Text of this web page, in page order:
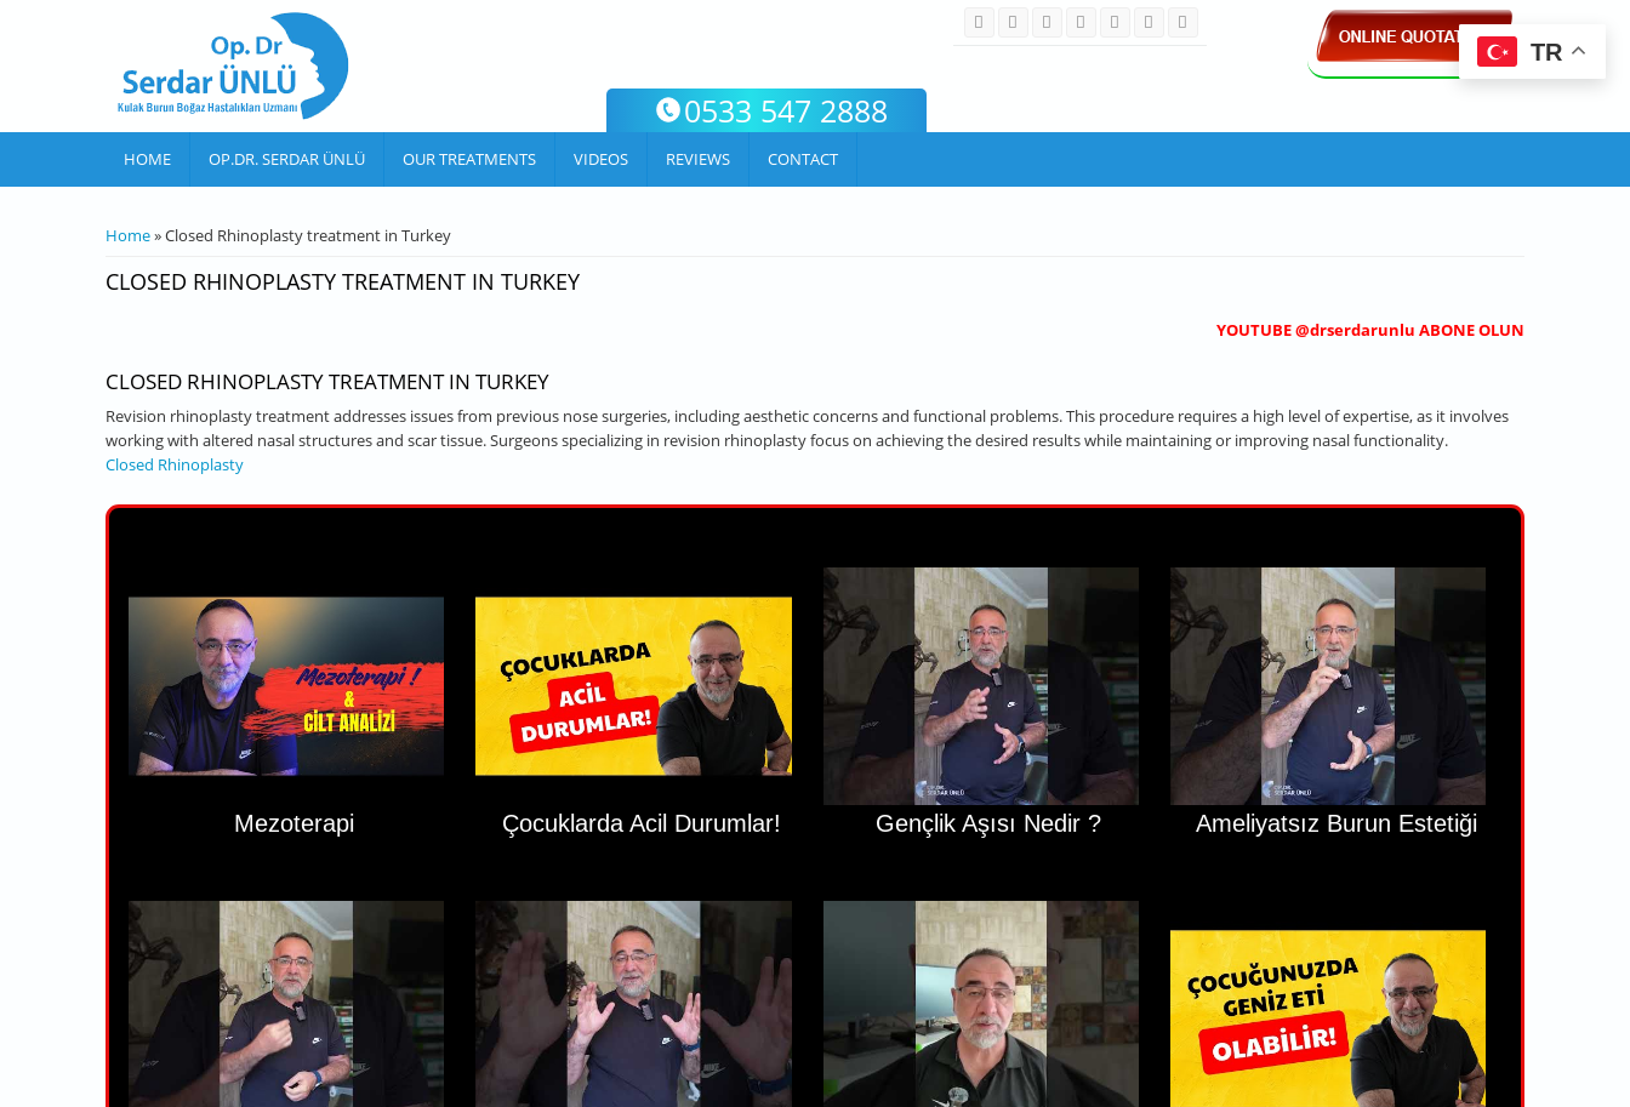
0533 547 2888
HOME OP.DR. SERDAR ÜNLÜ OUR TREATMENTS VIDEOS REVIEWS CONTACT
YOU ARE HERE
Home» Closed Rhinoplasty treatment in Turkey
CLOSED RHINOPLASTY TREATMENT IN TURKEY
YOUTUBE @drserdarunlu ABONE OLUN
CLOSED RHINOPLASTY TREATMENT IN TURKEY
Revision rhinoplasty treatment addresses issues from previous nose surgeries, including aesthetic concerns and functional problems. This procedure requires a high level of expertise, as it involves
working with altered nasal structures and scar tissue. Surgeons specializing in revision rhinoplasty focus on achieving the desired results while maintaining or improving nasal functionality.
Closed Rhinoplasty
Mezoterapi Çocuklarda Acil Durumlar! Gençlik Aşısı Nedir ? Ameliyatsız Burun Estetiği
TR